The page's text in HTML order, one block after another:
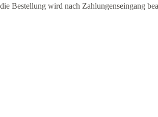
die Bestellung wird nach Zahlungenseingang